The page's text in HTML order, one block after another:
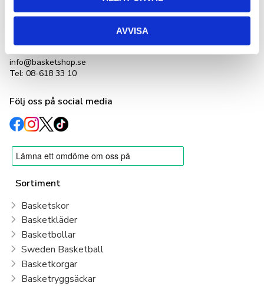
AVVISA
LetOut Equipment AB
11255 Stockholm
info@basketshop.se
Tel: 08-618 33 10
Följ oss på social media
Sortiment
Basketskor
Basketkläder
Basketbollar
Sweden Basketball
Basketkorgar
Basketryggsäckar